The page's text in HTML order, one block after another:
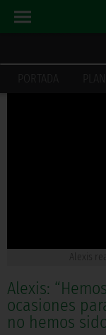
PORTADA
Alexis
Alexis:
ocasiones
no hemos